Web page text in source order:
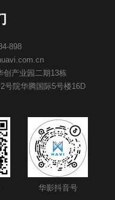
898
创产业园二期13栋
号院华腾国际5号楼16D
华影抖音号